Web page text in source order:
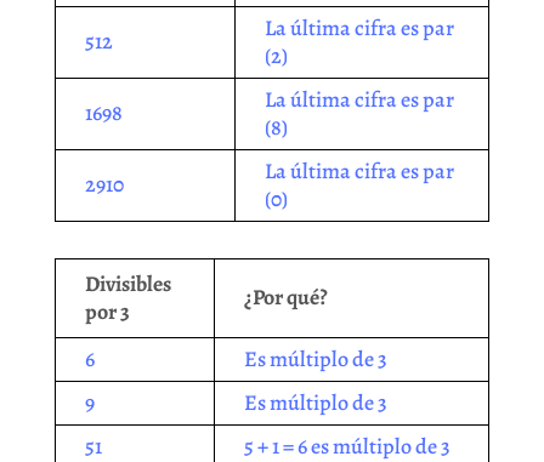
512
La última cifra es par
(2)
1698
La última cifra es par
(8)
2910
La última cifra es par
(0)
Divisibles
por 3
¿Por qué?
6
Es múltiplo de 3
9
Es múltiplo de 3
51
5 + 1 = 6 es múltiplo de 3